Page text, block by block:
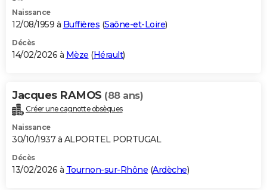
Naissance
12/08/1959 à Buffières (Saône-et-Loire)
Décès
14/02/2026 à Mèze (Hérault)
Jacques RAMOS (88 ans)
Créer une cagnotte obsèques
Naissance
30/10/1937 à ALPORTEL PORTUGAL
Décès
13/02/2026 à Tournon-sur-Rhône (Ardèche)